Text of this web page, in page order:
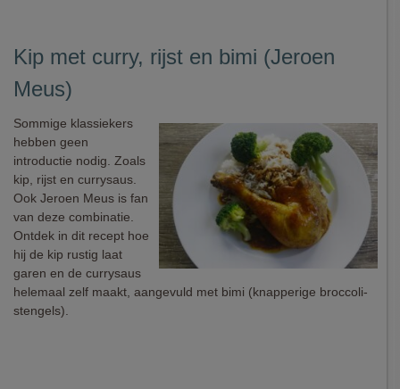
Kip met curry, rijst en bimi (Jeroen
Meus)
Sommige klassiekers
hebben geen
introductie nodig. Zoals
kip, rijst en currysaus.
Ook Jeroen Meus is fan
van deze combinatie.
Ontdek in dit recept hoe
hij de kip rustig laat
garen en de currysaus
helemaal zelf maakt, aangevuld met bimi (knapperige broccoli-
stengels).